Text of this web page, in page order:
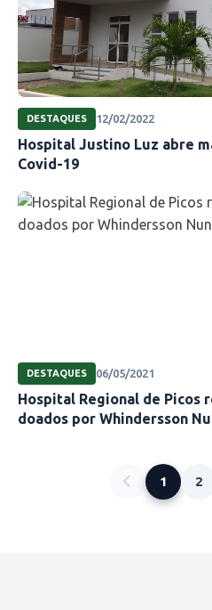
DESTAQUES 12/02/2022
Hospital Justino Luz abre
Covid-19
DESTAQUES 06/05/2021
Hospital Regional de Picos
doados por Whindersson
1 2